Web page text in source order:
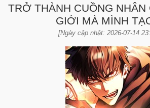
TRỞ THÀNH CUỒNG NHÂN
GIỚI MÀ MÌNH
[Ngày cập nhật: 2026-07-14